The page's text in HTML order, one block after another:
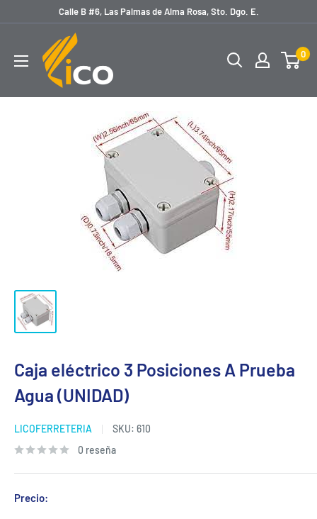
contenido
Calle B #6, Las Palmas de Alma Rosa, Sto. Dgo. E.
licoferreteria
0
Caja eléctrico 3 Posiciones A Prueba
Agua (UNIDAD)
LICOFERRETERIA SKU: 610
0 reseña
Precio: